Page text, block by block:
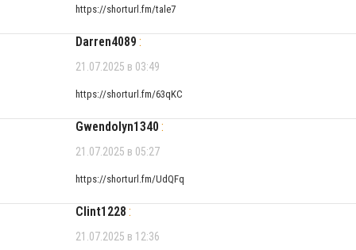
https://shorturl.fm/tale7
Darren4089 :
21.07.2025 в 03:49
https://shorturl.fm/63qKC
Gwendolyn1340 :
21.07.2025 в 05:27
https://shorturl.fm/UdQFq
Clint1228 :
21.07.2025 в 12:36